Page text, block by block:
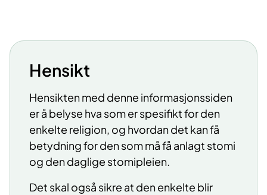
Hensikt
Hensikten med denne informasjonssiden
er å belyse hva som er spesifikt for den
enkelte religion, og hvordan det kan få
betydning for den som må få anlagt stomi
og den daglige stomipleien.
Det skal også sikre at den enkelte blir